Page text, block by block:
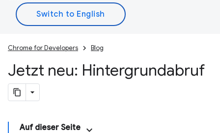
Chrome for Developers Blog
Jetzt neu: Hintergrundabruf
Auf dieser Seite